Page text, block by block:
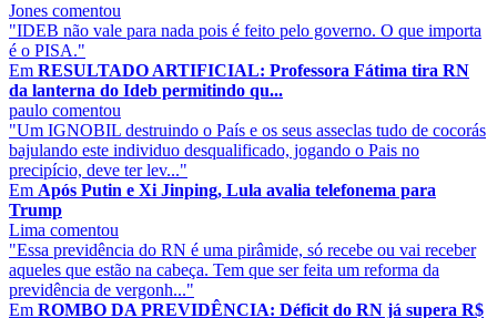
Jones comentou
"IDEB não vale para nada pois é feito pelo governo. O que importa
é o PISA."
Em RESULTADO ARTIFICIAL: Professora Fátima tira RN
da lanterna do Ideb permitindo qu...
paulo comentou
"Um IGNOBIL destruindo o País e os seus asseclas tudo de cocorás
bajulando este individuo desqualificado, jogando o Pais no
precipício, deve ter lev..."
Em Após Putin e Xi Jinping, Lula avalia telefonema para
Trump
Lima comentou
"Essa previdência do RN é uma pirâmide, só recebe ou vai receber
aqueles que estão na cabeça. Tem que ser feita um reforma da
previdência de vergonh..."
Em ROMBO DA PREVIDÊNCIA: Déficit do RN já supera R$